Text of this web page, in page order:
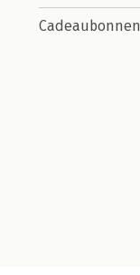
Cadeaubonnen